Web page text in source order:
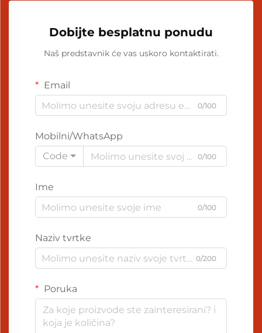
Dobijte besplatnu ponudu
Naš predstavnik će vas uskoro kontaktirati.
Email
0/100
Mobilni/WhatsApp
Code
0/100
Ime
0/100
Naziv tvrtke
0/200
Poruka